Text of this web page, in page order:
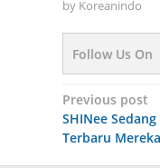
by Koreanindo
Follow Us On
Post
Previous post
SHINee
Terbaru